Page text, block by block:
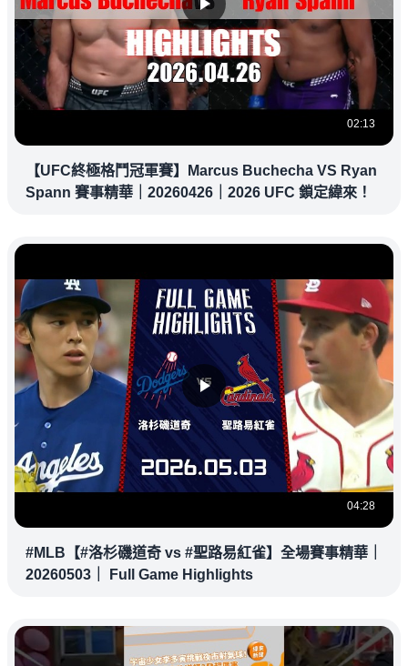
02:13
【UFC終極格鬥冠軍賽】Marcus Buchecha VS Ryan
Spann 賽事精華｜20260426｜2026 UFC 鎖定緯來！
04:28
#MLB【#洛杉磯道奇 vs #聖路易紅雀】全場賽事精華｜
20260503｜ Full Game Highlights